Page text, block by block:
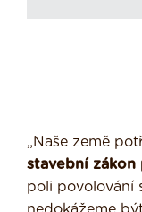
„Naše země
stavební zákon
poli povolování